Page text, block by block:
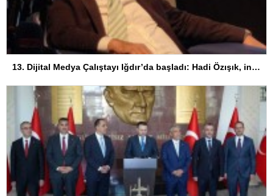
13. Dijital Medya Çalıştayı Iğdır’da başladı: Hadi Özışık, internet yasasının perde arkasını anlattı